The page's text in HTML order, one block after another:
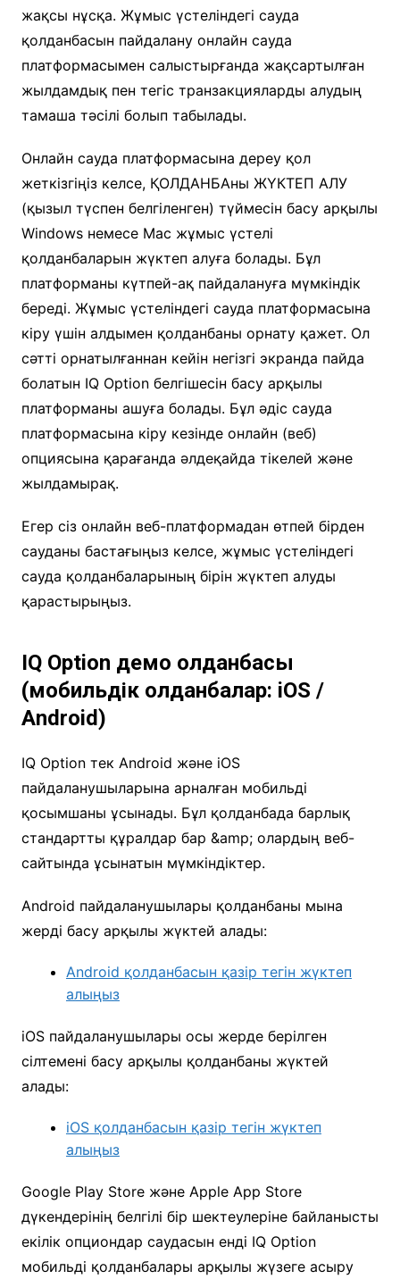
жақсы нұсқа. Жұмыс үстеліндегі сауда
қолданбасын пайдалану онлайн сауда
платформасымен салыстырғанда жақсартылған
жылдамдық пен тегіс транзакцияларды алудың
тамаша тәсілі болып табылады.
Онлайн сауда платформасына дереу қол
жеткізгіңіз келсе, ҚОЛДАНБАны ЖҮКТЕП АЛУ
(қызыл түспен белгіленген) түймесін басу арқылы
Windows немесе Mac жұмыс үстелі
қолданбаларын жүктеп алуға болады. Бұл
платформаны күтпей-ақ пайдалануға мүмкіндік
береді. Жұмыс үстеліндегі сауда платформасына
кіру үшін алдымен қолданбаны орнату қажет. Ол
сәтті орнатылғаннан кейін негізгі экранда пайда
болатын IQ Option белгішесін басу арқылы
платформаны ашуға болады. Бұл әдіс сауда
платформасына кіру кезінде онлайн (веб)
опциясына қарағанда әлдеқайда тікелей және
жылдамырақ.
Егер сіз онлайн веб-платформадан өтпей бірден
сауданы бастағыңыз келсе, жұмыс үстеліндегі
сауда қолданбаларының бірін жүктеп алуды
қарастырыңыз.
IQ Option демо қолданбасы
(мобильдік қолданбалар: iOS /
Android)
IQ Option тек Android және iOS
пайдаланушыларына арналған мобильді
қосымшаны ұсынады. Бұл қолданбада барлық
стандартты құралдар бар &amp; олардың веб-
сайтында ұсынатын мүмкіндіктер.
Android пайдаланушылары қолданбаны мына
жерді басу арқылы жүктей алады:
Android қолданбасын қазір тегін жүктеп
алыңыз
iOS пайдаланушылары осы жерде берілген
сілтемені басу арқылы қолданбаны жүктей
алады:
iOS қолданбасын қазір тегін жүктеп
алыңыз
Google Play Store және Apple App Store
дүкендерінің белгілі бір шектеулеріне байланысты
екілік опциондар саудасын енді IQ Option
мобильді қолданбалары арқылы жүзеге асыру